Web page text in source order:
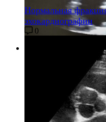
Нормальная
эхокардиографии
0